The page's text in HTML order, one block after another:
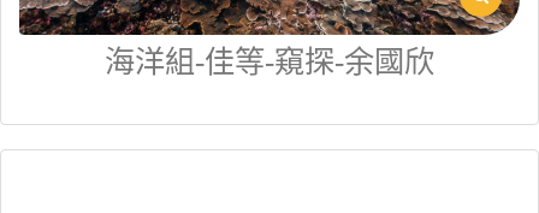
海洋組-佳等-窺探-余國欣